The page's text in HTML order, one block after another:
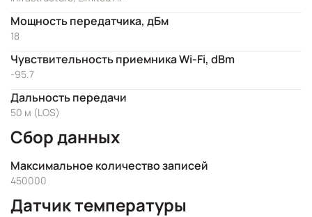
Мощность передатчика, дБм
18
Чувствительность приемника Wi-Fi, dBm
-95.7
Дальность передачи
50 м (LOS)
Сбор данных
Максимальное количество записей
450000
Датчик температуры